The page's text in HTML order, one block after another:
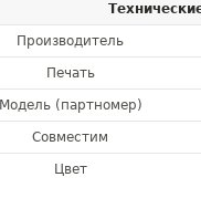
Производитель
Печать
Модель (партномер)
Совместим
Цвет